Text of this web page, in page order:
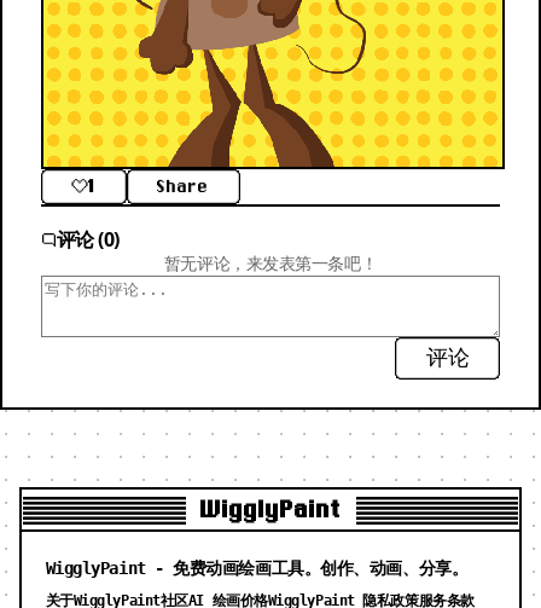
1 Share
评论 (0)
暂无评论，来发表第一条吧！
评论
WigglyPaint
WigglyPaint - 免费动画绘画工具。创作、动画、分享。
关于WigglyPaint社区AI 绘画价格WigglyPaint 隐私政策服务条款